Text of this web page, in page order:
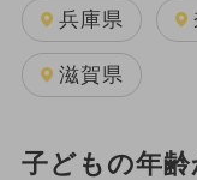
兵庫県
滋賀県
子どもの年